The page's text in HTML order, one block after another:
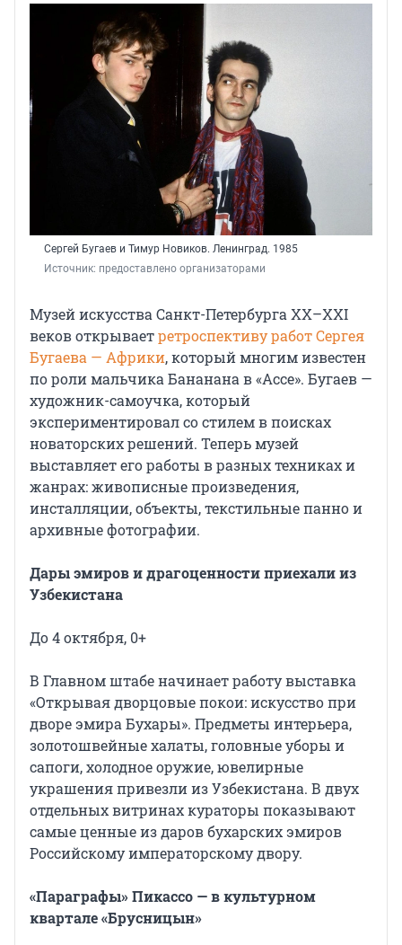
Сергей Бугаев и Тимур Новиков. Ленинград. 1985
Источник: предоставлено организаторами
Музей искусства Санкт-Петербурга XX–XXI
веков открываетретроспективу работ Сергея
Бугаева — Африки, который многим известен
по роли мальчика Бананана в «Ассе». Бугаев —
художник-самоучка, который
экспериментировал со стилем в поисках
новаторских решений. Теперь музей
выставляет его работы в разных техниках и
жанрах: живописные произведения,
инсталляции, объекты, текстильные панно и
архивные фотографии.
Дары эмиров и драгоценности приехали из
Узбекистана
До 4 октября, 0+
В Главном штабе начинает работу выставка
«Открывая дворцовые покои: искусство при
дворе эмира Бухары». Предметы интерьера,
золотошвейные халаты, головные уборы и
сапоги, холодное оружие, ювелирные
украшения привезли из Узбекистана. В двух
отдельных витринах кураторы показывают
самые ценные из даров бухарских эмиров
Российскому императорскому двору.
«Параграфы» Пикассо — в культурном
квартале «Брусницын»